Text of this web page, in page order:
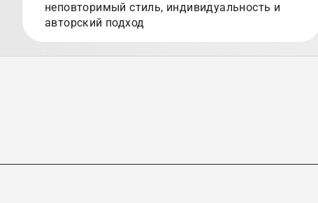
неповторимый стиль, индивидуальность и
авторский подход